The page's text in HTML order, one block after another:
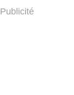
Publicité